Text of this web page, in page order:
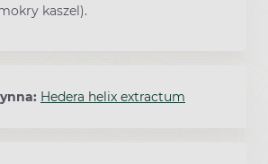
kaszel).
Hedera helix extractum